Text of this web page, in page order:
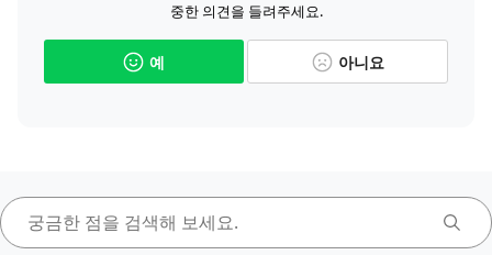
중한 의견을 들려주세요.
예 아니요